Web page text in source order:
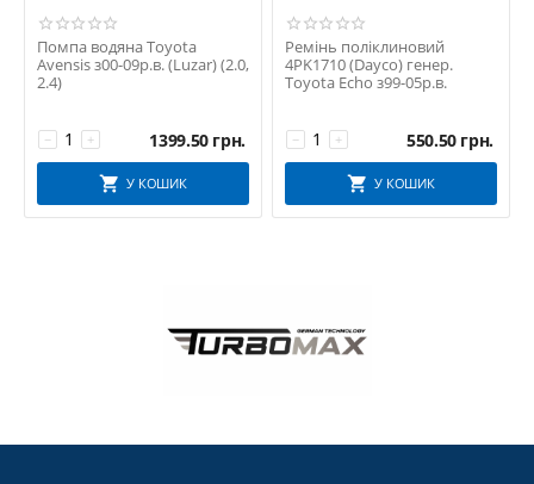
Помпа водяна Toyota
Avensis з00-09р.в. (Luzar) (2.0,
2.4)
+
− 1399.50 грн.
У КОШИК
Ремінь поліклиновий
4PK1710 (Dayco) генер.
Toyota Echo з99-05р.в.
+
− 550.50 грн.
У КОШИК